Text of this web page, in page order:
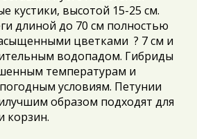
высотой 15-25 см.
длиной до 70 см полностью
цветками ? 7 см и
водопадом. Гибриды
температурам и
условиям. Петунии
образом подходят для
корзин.